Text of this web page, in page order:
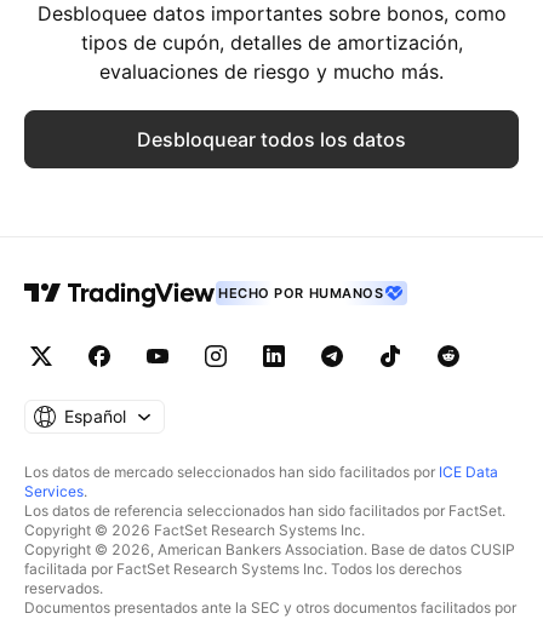
Desbloquee datos importantes sobre bonos, como
tipos de cupón, detalles de amortización,
evaluaciones de riesgo y mucho más.
Desbloquear todos los datos
HECHO POR HUMANOS
Español
Los datos de mercado seleccionados han sido facilitados por ICE Data
Services.
Los datos de referencia seleccionados han sido facilitados por FactSet.
Copyright © 2026 FactSet Research Systems Inc.
Copyright © 2026, American Bankers Association. Base de datos CUSIP
facilitada por FactSet Research Systems Inc. Todos los derechos
reservados.
Documentos presentados ante la SEC y otros documentos facilitados por